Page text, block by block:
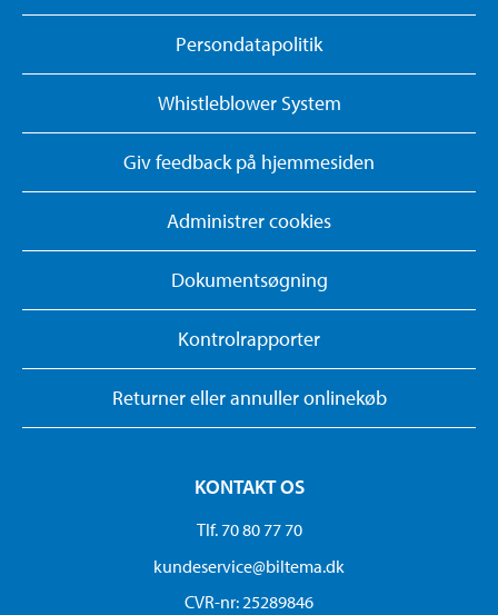
Persondatapolitik
Whistleblower System
Giv feedback på hjemmesiden
Administrer cookies
Dokumentsøgning
Kontrolrapporter
Returner eller annuller onlinekøb
KONTAKT OS
Tlf. 70 80 77 70
kundeservice@biltema.dk
CVR-nr: 25289846